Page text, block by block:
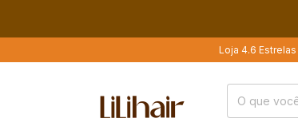
Loja 4.6 Estrelas no Google